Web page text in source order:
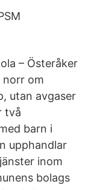
– Österåker
norr om
utan avgaser
två
barn i
upphandlar
inom
bolags